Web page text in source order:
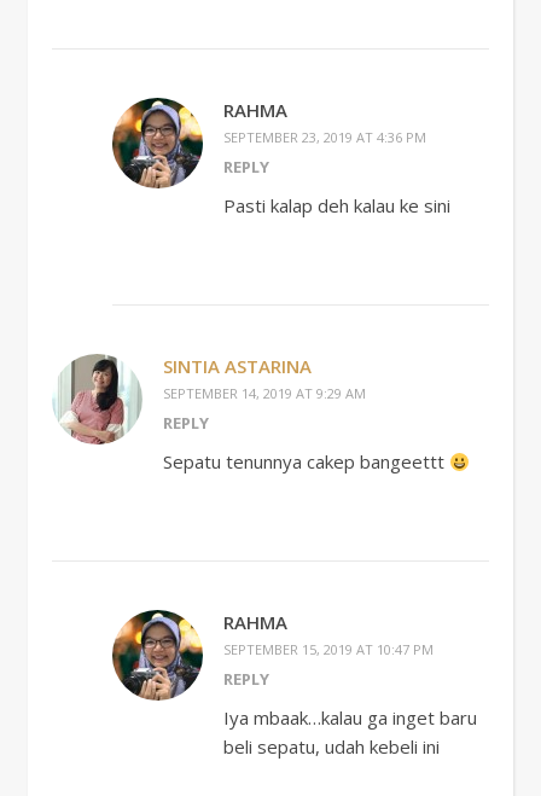
RAHMA
SEPTEMBER 23, 2019 AT 4:36 PM
REPLY
Pasti kalap deh kalau ke sini
SINTIA ASTARINA
SEPTEMBER 14, 2019 AT 9:29 AM
REPLY
Sepatu tenunnya cakep bangeettt
RAHMA
SEPTEMBER 15, 2019 AT 10:47 PM
REPLY
Iya mbaak…kalau ga inget baru
beli sepatu, udah kebeli ini